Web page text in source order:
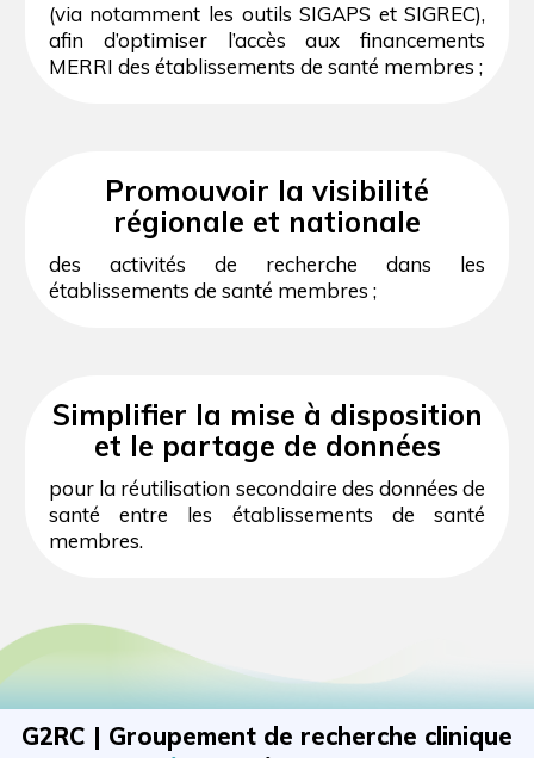
(via notamment les outils SIGAPS et SIGREC),
afin d’optimiser l’accès aux financements
MERRI des établissements de santé membres ;
Promouvoir la visibilité
régionale et nationale
des activités de recherche dans les
établissements de santé membres ;
Simplifier la mise à disposition
et le partage de données
pour la réutilisation secondaire des données de
santé entre les établissements de santé
membres.
G2RC | Groupement de recherche clinique